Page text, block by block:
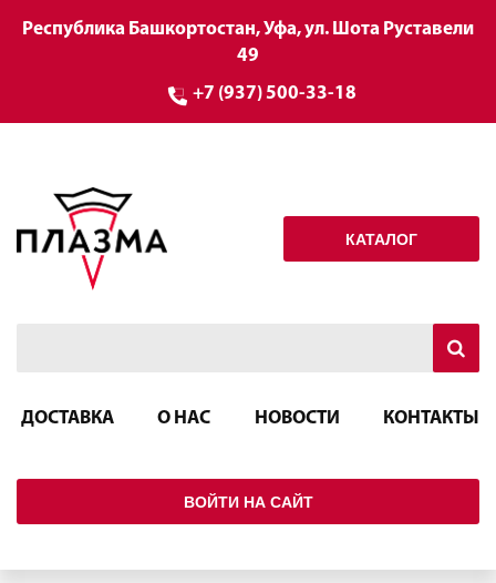
Республика Башкортостан, Уфа, ул. Шота Руставели
49
+7 (937) 500-33-18
КАТАЛОГ
ДОСТАВКА О НАС НОВОСТИ КОНТАКТЫ
ВОЙТИ НА САЙТ